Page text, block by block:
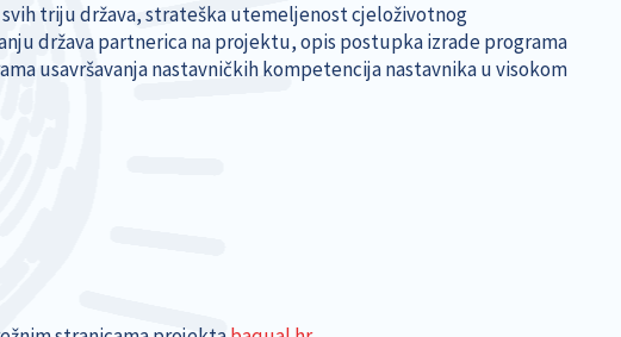
triju država, strateška utemeljenost cjeloživotnog
država partnerica na projektu, opis postupka izrade programa
usavršavanja nastavničkih kompetencija nastavnika u visokom